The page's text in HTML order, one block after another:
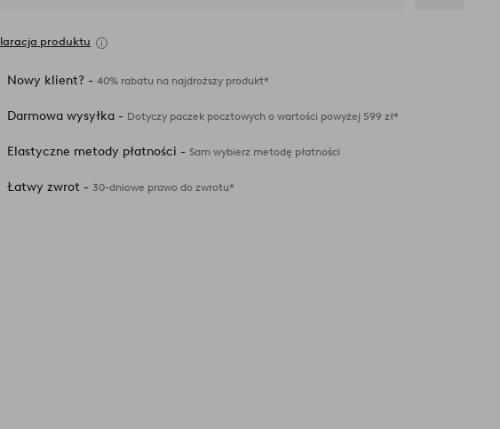
produktu
Nowy klient? -40% rabatu na najdroższy produkt*
Darmowa wysyłka - Dotyczy paczek pocztowych o wartości powyżej 599 zł*
Elastyczne metody płatności -Sam wybierz metodę płatności
Łatwy zwrot -30-dniowe prawo do zwrotu*